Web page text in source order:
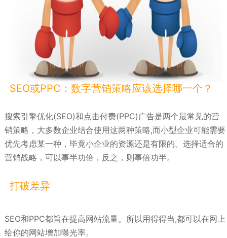
SEO或PPC：数字营销策略应该选择哪一个？
搜索引擎优化(SEO)和点击付费(PPC)广告是两个最常见的营
销策略，大多数企业结合使用这两种策略,而小型企业可能需要
优先考虑某一种，毕竟小企业的资源还是有限的。选择适合的
营销战略，可以事半功倍，反之，则事倍功半。
打破差异
SEO和PPC都旨在提高网站流量。所以用得得当,都可以在网上
给你的网站增加曝光率。